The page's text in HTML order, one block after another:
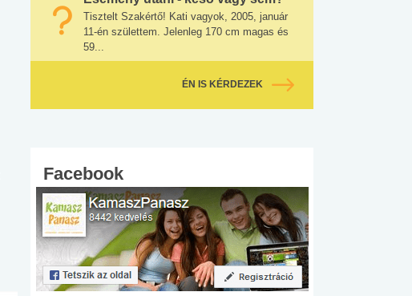
Tisztelt Szakértő! Kati vagyok, 2005, január
11-én születtem. Jelenleg 170 cm magas és
59...
ÉN IS KÉRDEZEK
Facebook